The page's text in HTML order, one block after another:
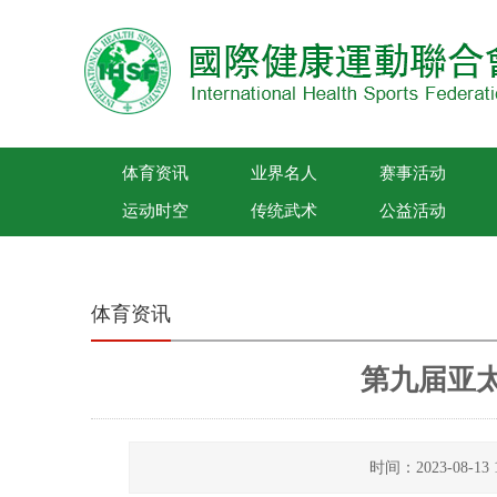
体育资讯 业界名人 赛事活动
运动时空 传统武术 公益活动
体育资讯
第九届亚
时间：2023-08-